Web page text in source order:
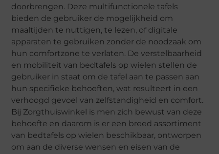
doorbrengen. Deze multifunctionele tafels
bieden de gebruiker de mogelijkheid om
maaltijden te nuttigen, te lezen, of digitale
apparaten te gebruiken zonder de noodzaak om
hun comfortzone te verlaten. De verstelbaarheid
en mobiliteit van bedtafels op wielen stellen de
gebruiker in staat om de tafel aan te passen aan
hun specifieke behoeften, wat resulteert in een
verhoogd gevoel van zelfstandigheid en comfort.
Bij Zorgthuiswinkel is men zich bewust van deze
behoefte en daarom is er een breed assortiment
van bedtafels op wielen beschikbaar, ontworpen
om aan de diverse wensen en eisen van de